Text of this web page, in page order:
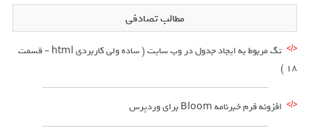
مطالب تصادفی
تگ مربوط به ایجاد جدول در وب سایت ( ساده ولی کاربردی html – قسمت
18 )
افزونه فرم خبرنامه Bloom برای وردپرس